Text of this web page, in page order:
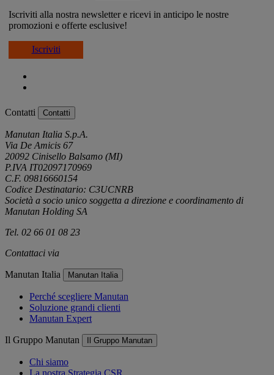
Iscriviti alla nostra newsletter e ricevi in anticipo le nostre
promozioni e offerte esclusive!
Iscriviti
Contatti Contatti
Manutan Italia S.p.A.
Via De Amicis 67
20092 Cinisello Balsamo (MI)
P.IVA IT02097170969
C.F. 09816660154
Codice Destinatario: C3UCNRB
Società a socio unico soggetta a direzione e coordinamento di
Manutan Holding SA
Tel. 02 66 01 08 23
Contattaci via
Manutan Italia Manutan Italia
Perché scegliere Manutan
Soluzione grandi clienti
Manutan Expert
Il Gruppo Manutan Il Gruppo Manutan
Chi siamo
La nostra Strategia CSR